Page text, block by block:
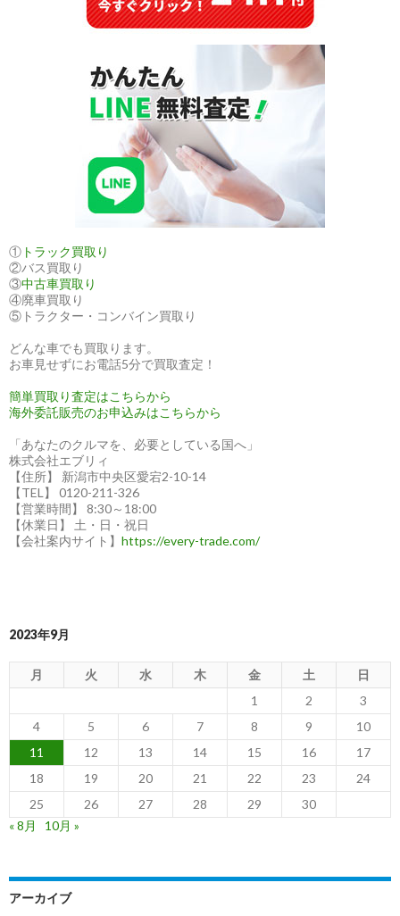
ド・
150
デ
ィ
ー
ゼ
ル
① トラック買取り
②バス買取り
③中古車買取り
④廃車買取り
⑤トラクター・コンバイン買取り
どんな車でも買取ります。
お車見せずにお電話5分で買取査定！
簡単買取り査定はこちらから
海外委託販売のお申込みはこちらから
「あなたのクルマを、必要としている国へ」
株式会社エブリィ
【住所】 新潟市中央区愛宕2-10-14
【TEL】 0120-211-326
【営業時間】 8:30～18:00
【休業日】 土・日・祝日
【会社案内サイト】 https://every-trade.com/
2023年9月
月 火 水 木 金 土
日
1
2
3
4
5 6 7 8 9
10
11
12 13 14 15 16
17
18
19 20 21 22 23
24
25
26 27 28 29
30
« 8月
10月 »
アーカイブ